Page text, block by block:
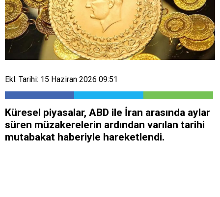
Ekl. Tarihi: 15 Haziran 2026 09:51
Küresel piyasalar, ABD ile İran arasında aylar
süren müzakerelerin ardından varılan tarihi
mutabakat haberiyle hareketlendi.